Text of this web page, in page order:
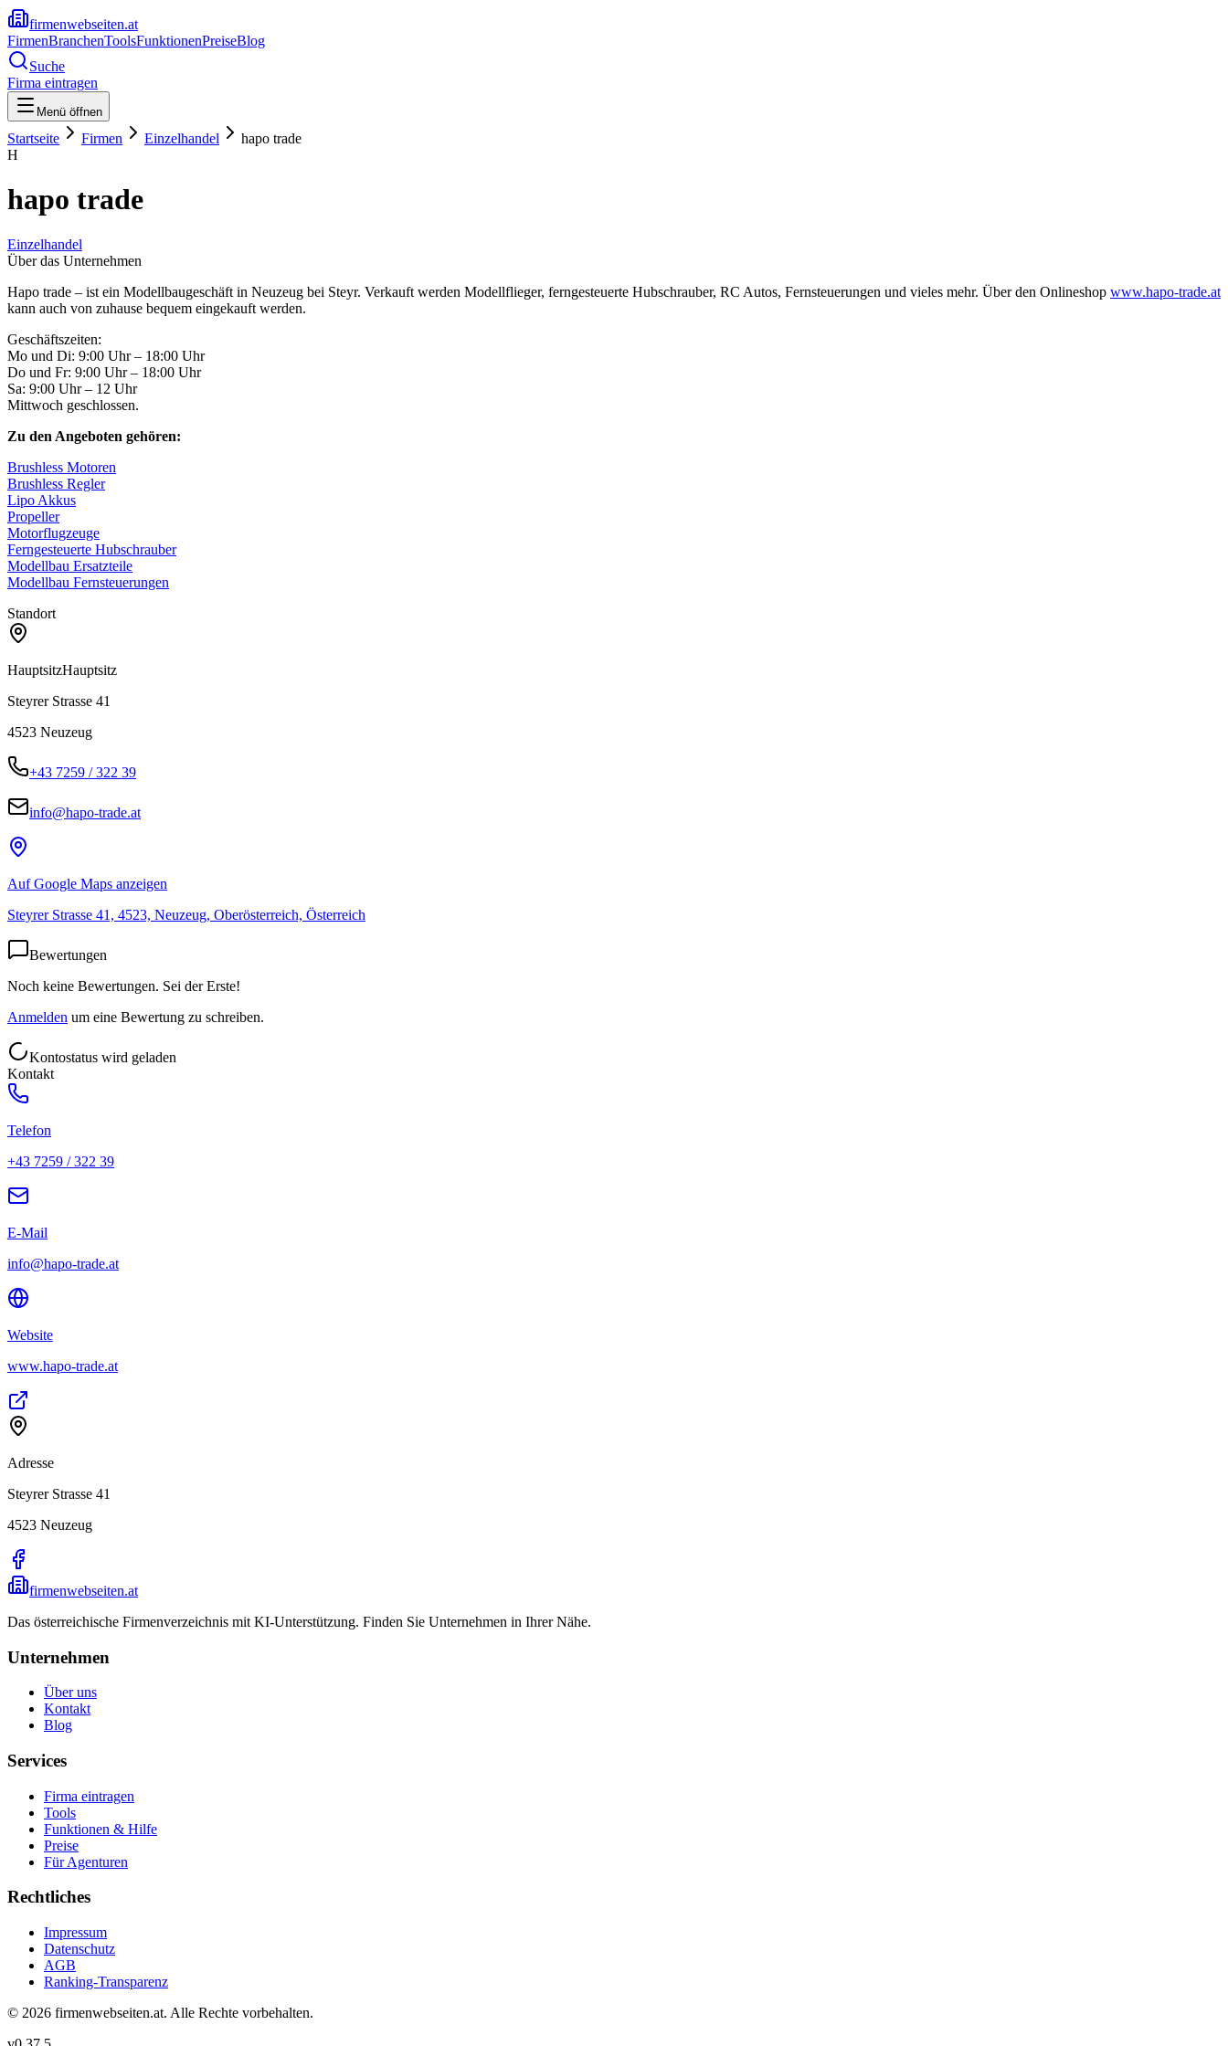
firmenwebseiten.at
FirmenBranchenToolsFunktionenPreiseBlog
Suche
Firma eintragen
Menü öffnen
Startseite Firmen Einzelhandel
hapo trade
H
hapo trade
Einzelhandel
Über das Unternehmen
Hapo trade – ist ein Modellbaugeschäft in Neuzeug bei Steyr. Verkauft werden Modellflieger, ferngesteuerte Hubschrauber, RC Autos, Fernsteuerungen und vieles mehr. Über den Onlineshop www.hapo-trade.at
kann auch von zuhause bequem eingekauft werden.
Geschäftszeiten:
Mo und Di: 9:00 Uhr – 18:00 Uhr
Do und Fr: 9:00 Uhr – 18:00 Uhr
Sa: 9:00 Uhr – 12 Uhr
Mittwoch geschlossen.
Zu den Angeboten gehören:
Brushless Motoren
Brushless Regler
Lipo Akkus
Propeller
Motorflugzeuge
Ferngesteuerte Hubschrauber
Modellbau Ersatzteile
Modellbau Fernsteuerungen
Standort
HauptsitzHauptsitz
Steyrer Strasse 41
4523 Neuzeug
+43 7259 / 322 39
info@hapo-trade.at
Auf Google Maps anzeigen
Steyrer Strasse 41, 4523, Neuzeug, Oberösterreich, Österreich
Bewertungen
Noch keine Bewertungen. Sei der Erste!
Anmelden um eine Bewertung zu schreiben.
Kontostatus wird geladen
Kontakt
Telefon
+43 7259 / 322 39
E-Mail
info@hapo-trade.at
Website
www.hapo-trade.at
Adresse
Steyrer Strasse 41
4523 Neuzeug
firmenwebseiten.at
Das österreichische Firmenverzeichnis mit KI-Unterstützung. Finden Sie Unternehmen in Ihrer Nähe.
Unternehmen
Über uns
Kontakt
Blog
Services
Firma eintragen
Tools
Funktionen & Hilfe
Preise
Für Agenturen
Rechtliches
Impressum
Datenschutz
AGB
Ranking-Transparenz
© 2026 firmenwebseiten.at. Alle Rechte vorbehalten.